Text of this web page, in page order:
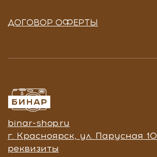
ДОГОВОР ОФЕРТЫ
binar-shop.ru
г. Красноярск, ул. Парусная 10
реквизиты